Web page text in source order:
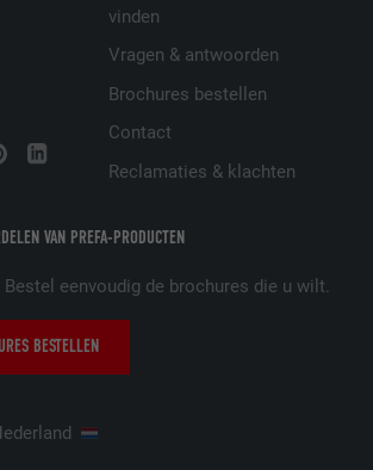
VAN PREFA-PRODUCTEN
Bestel eenvoudig de brochures die u wilt.
BESTELLEN
vinden
Vragen & antwoorden
Brochures bestellen
Contact
Reclamaties & klachten
Wordt gebruikt om bezoekers op meerdere
voorkeuren van de bezoeker relevante
reclame te presenteren.
lidc
1 dag
LinkedIn voor het volgen van het gebruik